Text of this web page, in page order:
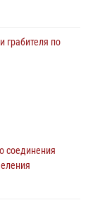
грабителя по
Росгвардии
соединения